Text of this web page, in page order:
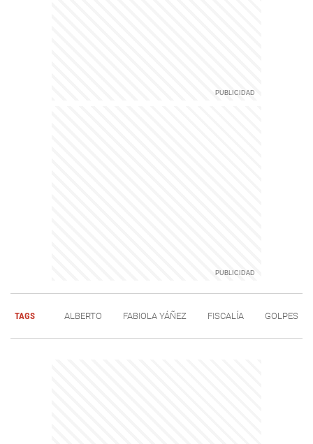
TAGS ALBERTO FABIOLA YÁÑEZ FISCALÍA GOLPES